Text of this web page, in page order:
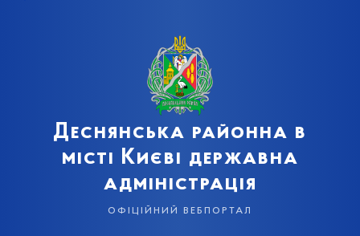
Деснянська районна в
місті Києві державна
адміністрація
офіційний вебпортал